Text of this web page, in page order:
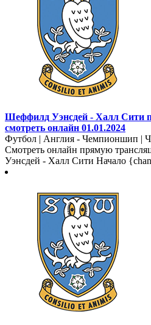
Шеффилд Уэнсдей - Халл Сити
смотреть онлайн 01.01.2024
Футбол | Англия - Чемпионшип |
Смотреть онлайн прямую
Уэнсдей - Халл Сити Начало